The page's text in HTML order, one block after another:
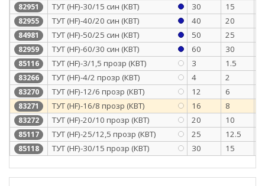
82951 ТУТ (HF)-30/15 син (КВТ) 30 15
82955 ТУТ (HF)-40/20 син (КВТ) 40 20
84981 ТУТ (HF)-50/25 син (КВТ) 50 25
82959 ТУТ (HF)-60/30 син (КВТ) 60 30
85116 ТУТ (HF)-3/1,5 прозр (КВТ) 3 1.5
83266 ТУТ (HF)-4/2 прозр (КВТ) 4 2
83270 ТУТ (HF)-12/6 прозр (КВТ) 12 6
83271 ТУТ (HF)-16/8 прозр (КВТ) 16 8
83272 ТУТ (HF)-20/10 прозр (КВТ) 20 10
85117 ТУТ (HF)-25/12,5 прозр (КВТ) 25 12.5
85118 ТУТ (HF)-30/15 прозр (КВТ) 30 15